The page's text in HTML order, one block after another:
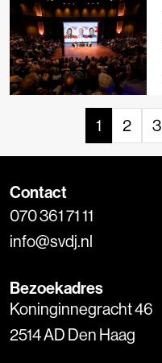
1 2 3
Contact
070 361 71 11
info@svdj.nl
Bezoekadres
Koninginnegracht 46
2514 AD Den Haag